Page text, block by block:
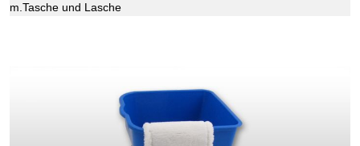
m.Tasche und Lasche